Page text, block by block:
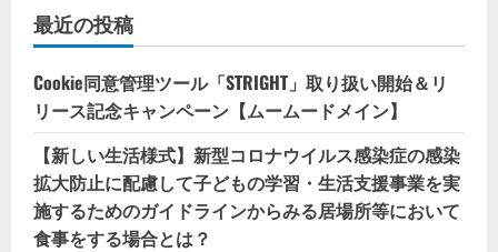
最近の投稿
Cookie同意管理ツール「STRIGHT」取り扱い開始＆リ
リース記念キャンペーン【ムームードメイン】
【新しい生活様式】新型コロナウイルス感染症の感染
拡大防止に配慮して子どもの学習・生活支援事業を実
施するためのガイドラインからみる居場所等において
食事をする場合とは？